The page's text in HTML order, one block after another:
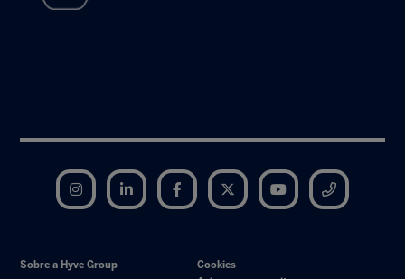
Instagram LinkedIn Facebook Twitter YouTube
Sobre a Hyve Group
Cookies